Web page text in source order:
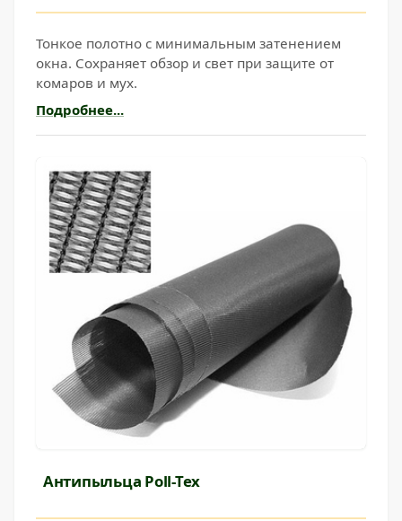
Тонкое полотно с минимальным затенением
окна. Сохраняет обзор и свет при защите от
комаров и мух.
Подробнее...
Антипыльца Poll-Tex